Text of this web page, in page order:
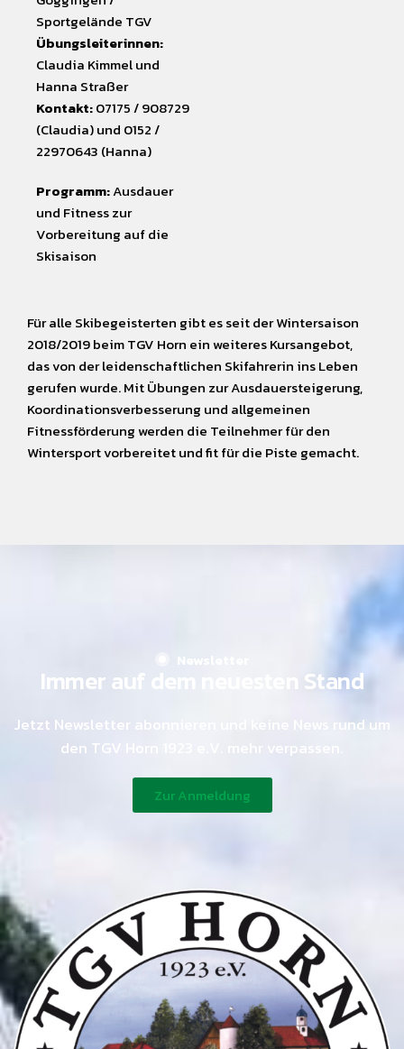
Sportgelände TGV
Übungsleiterinnen:
Claudia Kimmel und
Hanna Straßer
Kontakt:07175 / 908729
(Claudia) und 0152 /
22970643 (Hanna)
Programm:Ausdauer
und Fitness zur
Vorbereitung auf die
Skisaison
Für alle Skibegeisterten gibt es seit der Wintersaison
2018/2019 beim TGV Horn ein weiteres Kursangebot,
das von der leidenschaftlichen Skifahrerin ins Leben
gerufen wurde. Mit Übungen zur Ausdauersteigerung,
Koordinationsverbesserung und allgemeinen
Fitnessförderung werden die Teilnehmer für den
Wintersport vorbereitet und fit für die Piste gemacht.
Newsletter
Immer auf dem neuesten Stand
Jetzt Newsletter abonnieren und keine News rund um
den TGV Horn 1923 e.V. mehr verpassen.
Zur Anmeldung